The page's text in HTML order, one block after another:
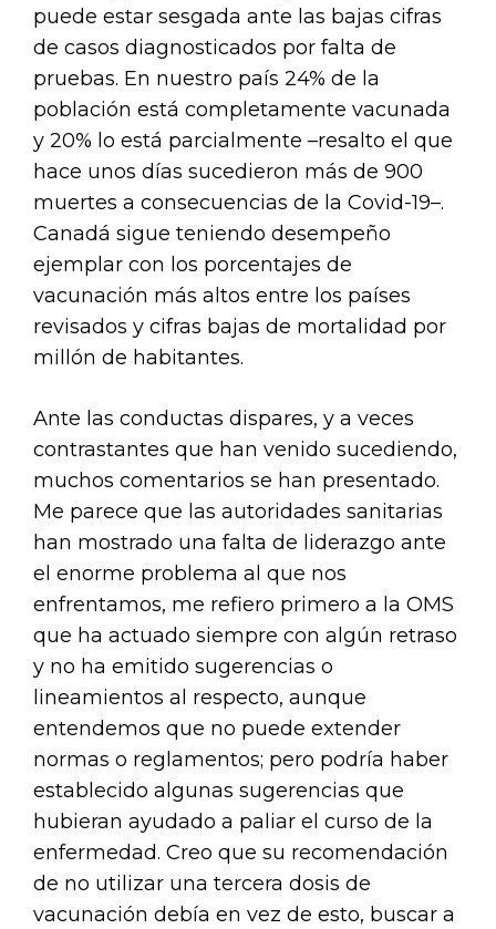
puede estar sesgada ante las bajas cifras
de casos diagnosticados por falta de
pruebas. En nuestro país 24% de la
población está completamente vacunada
y 20% lo está parcialmente –resalto el que
hace unos días sucedieron más de 900
muertes a consecuencias de la Covid-19–.
Canadá sigue teniendo desempeño
ejemplar con los porcentajes de
vacunación más altos entre los países
revisados y cifras bajas de mortalidad por
millón de habitantes.
Ante las conductas dispares, y a veces
contrastantes que han venido sucediendo,
muchos comentarios se han presentado.
Me parece que las autoridades sanitarias
han mostrado una falta de liderazgo ante
el enorme problema al que nos
enfrentamos, me refiero primero a la OMS
que ha actuado siempre con algún retraso
y no ha emitido sugerencias o
lineamientos al respecto, aunque
entendemos que no puede extender
normas o reglamentos; pero podría haber
establecido algunas sugerencias que
hubieran ayudado a paliar el curso de la
enfermedad. Creo que su recomendación
de no utilizar una tercera dosis de
vacunación debía en vez de esto, buscar a